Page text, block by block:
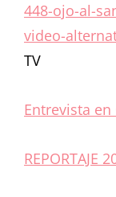
448-ojo-al-
video-
TV
Entrevista en
REPORTAJE